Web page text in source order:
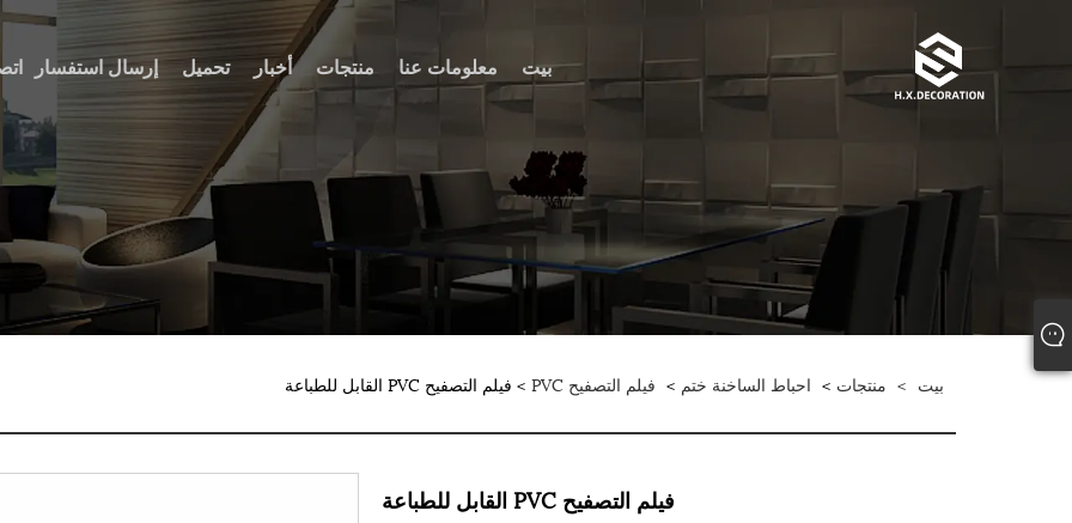
بيت معلومات عنا منتجات أخبار تحميل إرسال استفسار
بيت > منتجات > احباط الساخنة ختم > فيلم التصفيح PVC > فيلم التصفيح PVC القابل للطباعة
فيلم التصفيح PVC القابل للطباعة